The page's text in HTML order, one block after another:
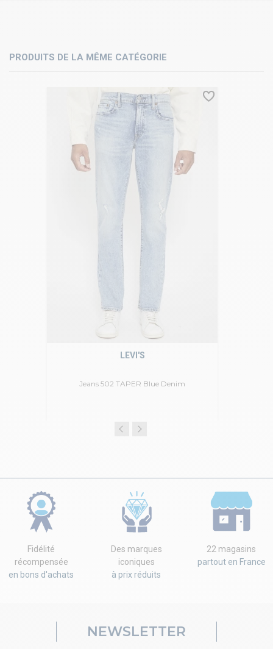
PRODUITS DE LA MÊME CATÉGORIE
Jeans 502 TAPER Blue Denim
LEVI'S
Fidélité
récompensée
en bons d'achats
Des marques
iconiques
à prix réduits
22 magasins
partout en France
NEWSLETTER